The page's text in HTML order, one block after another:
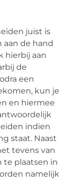
juist is
aan de hand
hierbij aan
de
een
kun je
en hiermee
indien
staat. Naast
tevens van
te plaatsen in
namelijk